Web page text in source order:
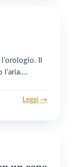
Il
l’aria.…
Leggi →